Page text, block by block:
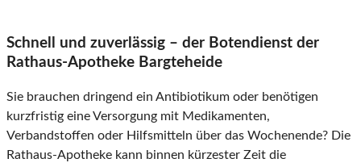
Schnell und zuverlässig – der Botendienst der
Rathaus-Apotheke Bargteheide
Sie brauchen dringend ein Antibiotikum oder benötigen
kurzfristig eine Versorgung mit Medikamenten,
Verbandstoffen oder Hilfsmitteln über das Wochenende? Die
Rathaus-Apotheke kann binnen kürzester Zeit die